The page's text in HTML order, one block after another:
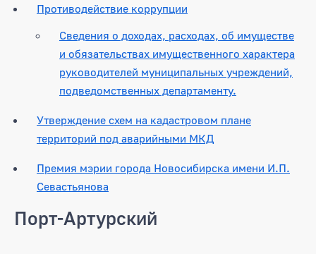
Противодействие коррупции
Сведения о доходах, расходах, об имуществе
и обязательствах имущественного характера
руководителей муниципальных учреждений,
подведомственных департаменту.
Утверждение схем на кадастровом плане
территорий под аварийными МКД
Премия мэрии города Новосибирска имени И.П.
Севастьянова
Порт-Артурский